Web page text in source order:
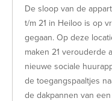
De sloop van de
t/m 21 in Heiloo is op
gegaan. Op deze
maken 21 verouderde
nieuwe sociale
de toegangspaaltjes
de dakpannen van